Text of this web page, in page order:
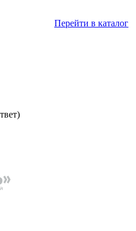
Перейти в каталог